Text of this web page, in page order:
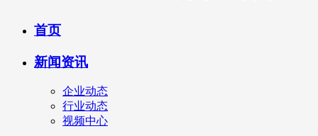
首页
新闻资讯
企业动态
行业动态
视频中心